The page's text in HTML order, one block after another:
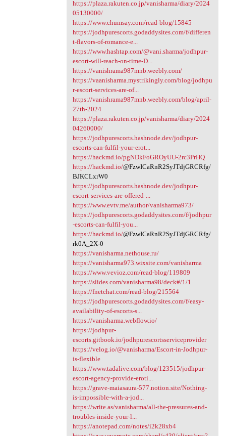
https://plaza.rakuten.co.jp/vanisharma/diary/2024
05130000/
https://www.chumsay.com/read-blog/15845
https://jodhpurescorts.godaddysites.com/f/differen
t-flavors-of-romance-e...
https://www.hashtap.com/@vani.sharma/jodhpur-
escort-will-reach-on-time-D...
https://vanishrama987mnb.weebly.com/
https://vaanisharma.mystrikingly.com/blog/jodhpu
r-escort-services-are-of...
https://vanishrama987mnb.weebly.com/blog/april-
27th-2024
https://plaza.rakuten.co.jp/vanisharma/diary/2024
04260000/
https://jodhpurescorts.hashnode.dev/jodhpur-
escorts-can-fulfil-your-erot...
https://hackmd.io/pgNDkFoGROyUU-2rc3PrHQ
https://hackmd.io/@FzwICaRnR2SyJTdjGRCRfg/
BJKCLxrW0
https://jodhpurescorts.hashnode.dev/jodhpur-
escort-services-are-offered-...
https://www.evtv.me/author/vanisharma973/
https://jodhpurescorts.godaddysites.com/f/jodhpur
-escorts-can-fulfil-you...
https://hackmd.io/@FzwICaRnR2SyJTdjGRCRfg/
rk0A_2X-0
https://vanisharma.nethouse.ru/
https://vanisharma973.wixsite.com/vanisharma
https://www.vevioz.com/read-blog/119809
https://slides.com/vanisharma98/deck#/1/1
https://fnetchat.com/read-blog/215564
https://jodhpurescorts.godaddysites.com/f/easy-
availability-of-escorts-s...
https://vanisharma.webflow.io/
https://jodhpur-
escorts.gitbook.io/jodhpurescortsserviceprovider
https://velog.io/@vanisharma/Escort-in-Jodhpur-
is-flexible
https://www.tadalive.com/blog/123515/jodhpur-
escort-agency-provide-eroti...
https://grave-maiasaura-577.notion.site/Nothing-
is-impossible-with-a-jod...
https://write.as/vanisharma/all-the-pressures-and-
troubles-inside-your-l...
https://anotepad.com/notes/i2k28xb4